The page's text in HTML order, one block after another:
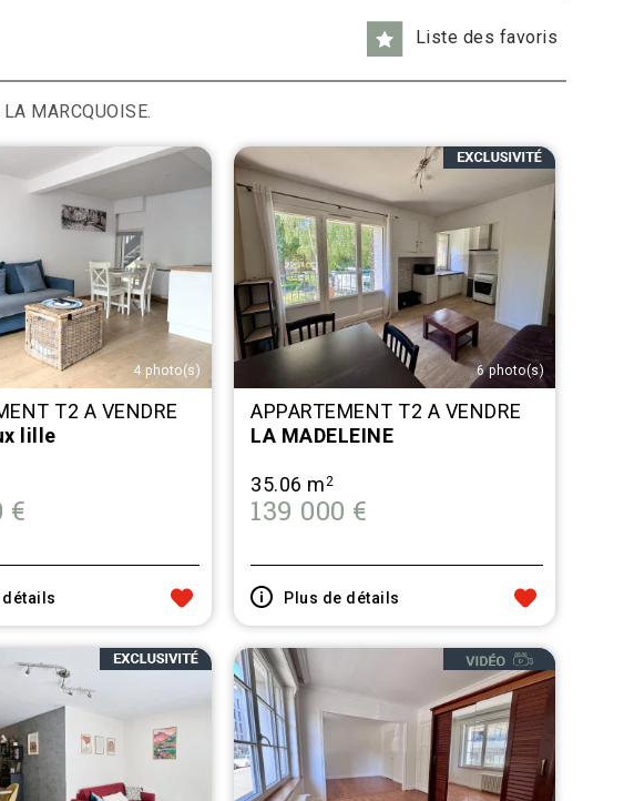
Liste des favoris
MARCQUOISE.
4 photo(s)
T2 A VENDRE
lille
€
détails
6 photo(s)
APPARTEMENT T2 A VENDRE
LA MADELEINE
35.06 m 2
139 000 €
Plus de détails